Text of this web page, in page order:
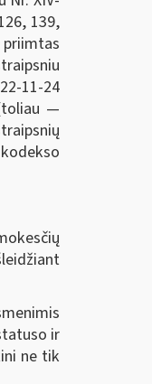
139,
11-24
—
ir
ne tik